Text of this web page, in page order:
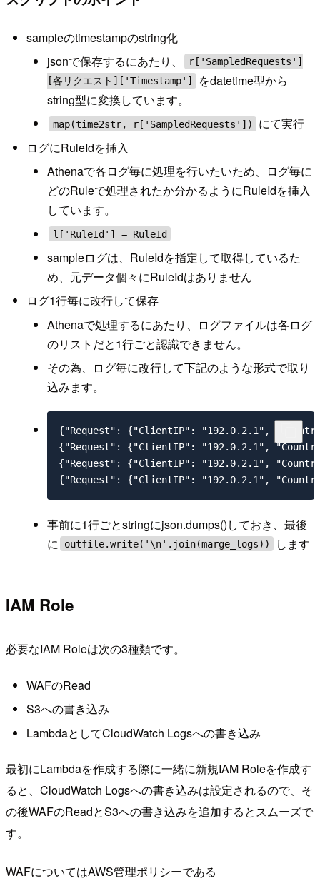
sampleのtimestampのstring化
jsonで保存するにあたり、
r['SampledRequests']
[各リクエスト]['Timestamp']
をdatetime型から
string型に変換しています。
map(time2str, r['SampledRequests'])
にて実行
ログにRuleIdを挿入
Athenaで各ログ毎に処理を行いたいため、ログ毎に
どのRuleで処理されたか分かるようにRuleIdを挿入
しています。
l['RuleId'] = RuleId
sampleログは、RuleIdを指定して取得しているた
め、元データ個々にRuleIdはありません
ログ1行毎に改行して保存
Athenaで処理するにあたり、ログファイルは各ログ
のリストだと1行ごと認識できません。
その為、ログ毎に改行して下記のような形式で取り
込みます。
{"Request": {"ClientIP": "192.0.2.1",
{"Request": {"ClientIP": "192.0.2.1",
{"Request": {"ClientIP": "192.0.2.1",
{"Request": {"ClientIP": "192.0.2.1",
事前に1行ごとstringにjson.dumps()しておき、最後
に
outfile.write('\n'.join(marge_logs)) します
IAM Role
必要なIAM Roleは次の3種類です。
WAFのRead
S3への書き込み
LambdaとしてCloudWatch Logsへの書き込み
最初にLambdaを作成する際に一緒に新規IAM Roleを作成す
ると、CloudWatch Logsへの書き込みは設定されるので、そ
の後WAFのReadとS3への書き込みを追加するとスムーズで
す。
WAFについてはAWS管理ポリシーである